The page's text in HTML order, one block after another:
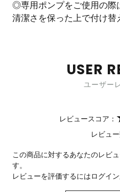
◎専用ポンプをご使用の際
清潔さを保った上で付け替
USER
ユーザー
レビュースコア：
レビュー
この商品に対するあなたのレビ
す。
レビューを評価するにはログイン